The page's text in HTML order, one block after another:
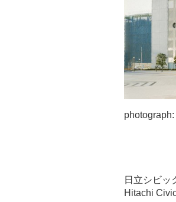
日立シビッ
Hitachi